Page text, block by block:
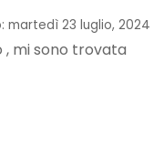
martedì 23 luglio, 2024
mi sono trovata